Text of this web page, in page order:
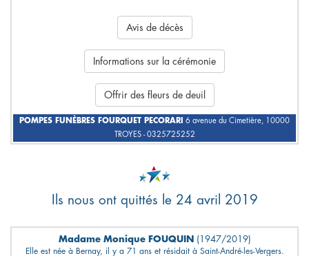
Avis de décès
Informations sur la cérémonie
Offrir des fleurs de deuil
POMPES FUNÈBRES FOURQUET PECORARI
6 avenue du Cimetière, 10000
TROYES - 0325725252
Ils nous ont quittés le 24 avril 2019
Madame Monique FOUQUIN (1947/2019)
Elle est née à Bernay, il y a 71 ans et résidait à Saint-André-les-Vergers.